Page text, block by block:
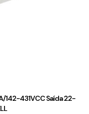
142-431VCC Saída 22-